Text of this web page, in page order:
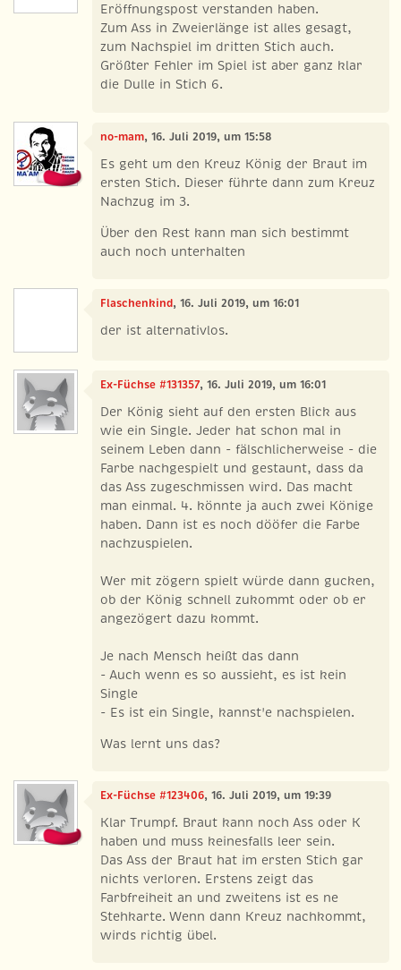
Eröffnungspost verstanden haben.
Zum Ass in Zweierlänge ist alles gesagt,
zum Nachspiel im dritten Stich auch.
Größter Fehler im Spiel ist aber ganz klar
die Dulle in Stich 6.
no-mam, 16. Juli 2019, um 15:58
Es geht um den Kreuz König der Braut im
ersten Stich. Dieser führte dann zum Kreuz
Nachzug im 3.
Über den Rest kann man sich bestimmt
auch noch unterhalten
Flaschenkind, 16. Juli 2019, um 16:01
der ist alternativlos.
Ex-Füchse #131357, 16. Juli 2019, um 16:01
Der König sieht auf den ersten Blick aus
wie ein Single. Jeder hat schon mal in
seinem Leben dann - fälschlicherweise - die
Farbe nachgespielt und gestaunt, dass da
das Ass zugeschmissen wird. Das macht
man einmal. 4. könnte ja auch zwei Könige
haben. Dann ist es noch dööfer die Farbe
nachzuspielen.
Wer mit zögern spielt würde dann gucken,
ob der König schnell zukommt oder ob er
angezögert dazu kommt.
Je nach Mensch heißt das dann
- Auch wenn es so aussieht, es ist kein
Single
- Es ist ein Single, kannst'e nachspielen.
Was lernt uns das?
Ex-Füchse #123406, 16. Juli 2019, um 19:39
Klar Trumpf. Braut kann noch Ass oder K
haben und muss keinesfalls leer sein.
Das Ass der Braut hat im ersten Stich gar
nichts verloren. Erstens zeigt das
Farbfreiheit an und zweitens ist es ne
Stehkarte. Wenn dann Kreuz nachkommt,
wirds richtig übel.